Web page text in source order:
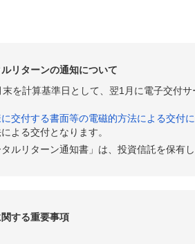
リターンの通知について
末を計算基準日として、翌1月に電子交付
交付する書面等の電磁的方法による交付
よる交付となります。
タルリターン通知書」は、投資信託を保有
する重要事項